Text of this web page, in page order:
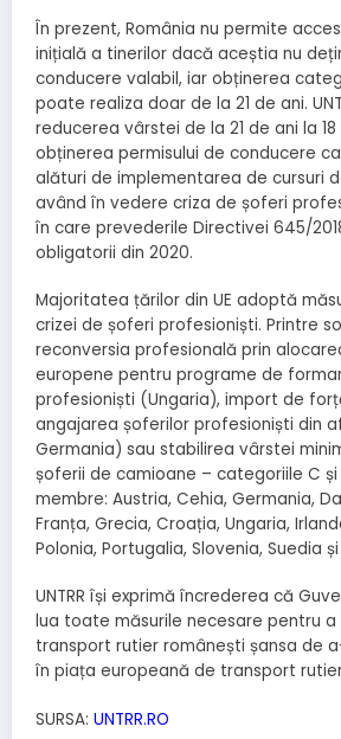
În prezent, România nu permite
inițială a tinerilor dacă aceștia nu
conducere valabil, iar obținerea
poate realiza doar de la 21 de ani.
reducerea vârstei de la 21 de ani la
obținerea permisului de conducere
alături de implementarea de cursuri
având în vedere criza de șoferi
în care prevederile Directivei 645/
obligatorii din 2020.
Majoritatea țărilor din UE adoptă
crizei de șoferi profesioniști. Printre
reconversia profesională prin
europene pentru programe de
profesioniști (Ungaria), import de
angajarea șoferilor profesioniști din
Germania) sau stabilirea vârstei
șoferii de camioane – categoriile C și
membre: Austria, Cehia, Germania,
Franța, Grecia, Croația, Ungaria,
Polonia, Portugalia, Slovenia, Suedia
UNTRR își exprimă încrederea că
lua toate măsurile necesare pentru
transport rutier românești șansa de
în piața europeană de transport
SURSA: UNTRR.RO